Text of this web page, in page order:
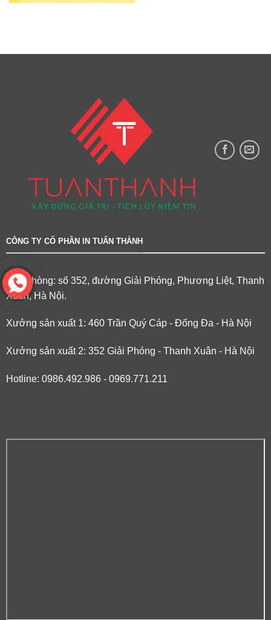
CÔNG TY CỔ PHẦN IN TUẤN THÀNH
Văn phòng: số 352, đường Giải Phóng, Phương Liệt, Thanh
Xuân, Hà Nội.
Xưởng sản xuất 1: 460 Trần Quý Cáp - Đống Đa - Hà Nội
Xưởng sản xuất 2: 352 Giải Phóng - Thanh Xuân - Hà Nội
Hotline: 0986.492.986 - 0969.771.211